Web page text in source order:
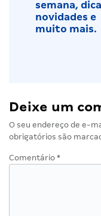
semana,
novidades e
muito mais.
Deixe um
O seu endereço de e-
obrigatórios são
Comentário *